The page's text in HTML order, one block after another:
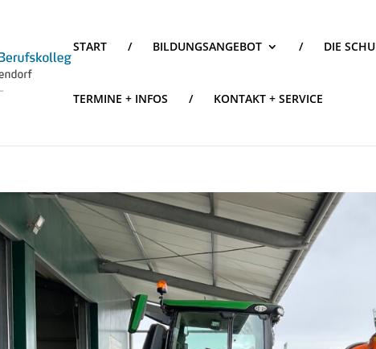
START / BILDUNGSANGEBOT / DIE
TERMINE + INFOS / KONTAKT + SERVICE